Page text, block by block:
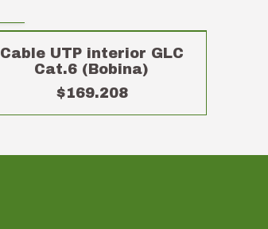
Cable UTP interior GLC
Cat.6 (Bobina)
$169.208